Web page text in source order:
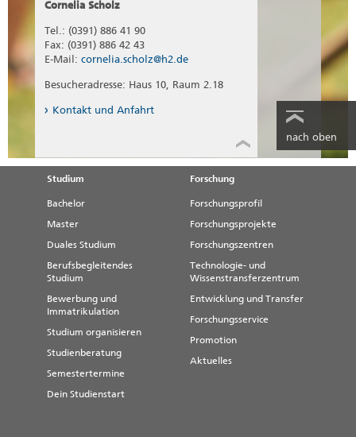
Cornelia Scholz
Tel.: (0391) 886 41 90
Fax: (0391) 886 42 43
E-Mail: cornelia.scholz@h2.de
Besucheradresse: Haus 10, Raum 2.18
Kontakt und Anfahrt
nach oben
Studium
Bachelor
Master
Duales Studium
Berufsbegleitendes
Studium
Bewerbung und
Immatrikulation
Studium organisieren
Studienberatung
Semestertermine
Dein Studienstart
Forschung
Forschungsprofil
Forschungsprojekte
Forschungszentren
Technologie- und
Wissenstransferzentrum
Entwicklung und Transfer
Forschungsservice
Promotion
Aktuelles